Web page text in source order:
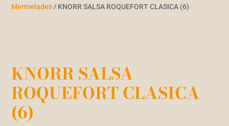
Mermelades / KNORR SALSA ROQUEFORT CLASICA (6)
KNORR SALSA
ROQUEFORT CLASICA
(6)